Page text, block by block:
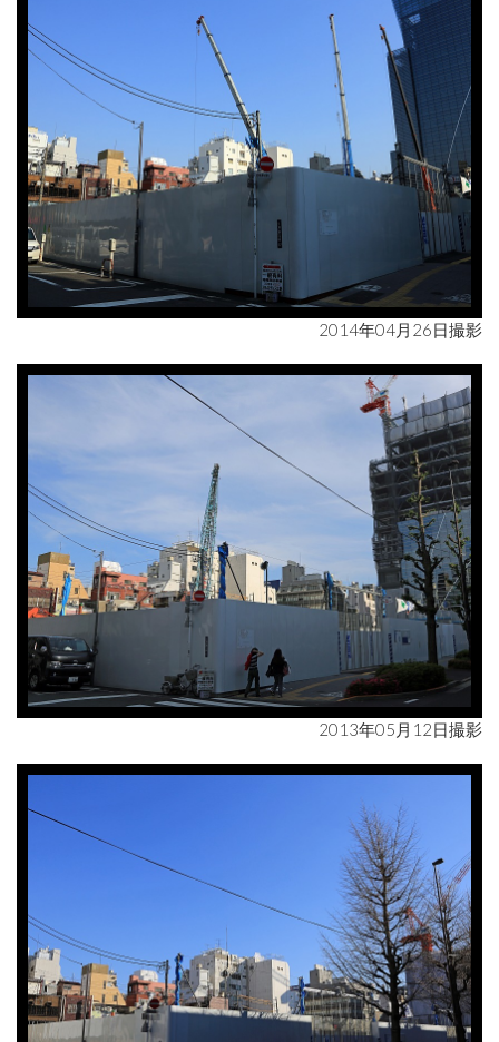
2014年04月26日撮影
2013年05月12日撮影